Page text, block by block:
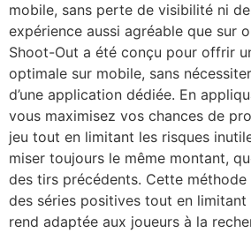
mobile, sans perte de visibilité ni
expérience aussi agréable que sur
Shoot-Out a été conçu pour offrir
optimale sur mobile, sans
d’une application dédiée. En
vous maximisez vos chances de
jeu tout en limitant les risques
miser toujours le même montant,
des tirs précédents. Cette
des séries positives tout en
rend adaptée aux joueurs à la